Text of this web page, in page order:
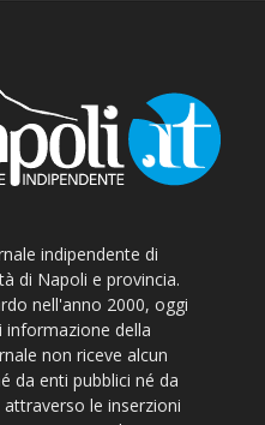
indipendente di
di Napoli e provincia.
nell'anno 2000, oggi
informazione della
non riceve alcun
da enti pubblici né da
le inserzioni